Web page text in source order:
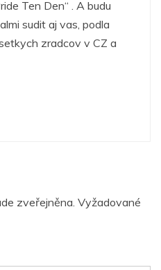
Ten Den“ . A budu
sudit aj vas, podla
zradcov v CZ a
zveřejněna. Vyžadované